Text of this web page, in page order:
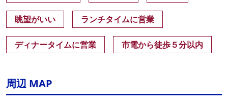
眺望がいい ランチタイムに営業
ディナータイムに営業 市電から徒歩５分以内
周辺 MAP